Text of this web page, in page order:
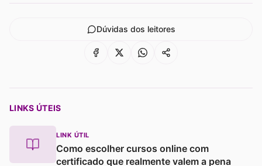
Dúvidas dos leitores
LINKS ÚTEIS
LINK ÚTIL
Como escolher cursos online com
certificado que realmente valem a pena